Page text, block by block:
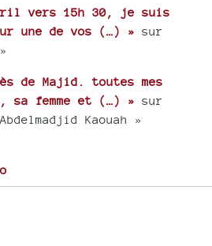
vers 15h 30, je suis
une de vos (…) » sur
de Majid. toutes mes
sa femme et (…) » sur
Kaouah »